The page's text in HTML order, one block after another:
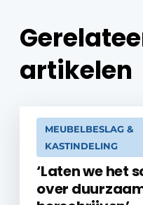
artikelen
MEUBELBESLAG &
KASTINDELING
‘Laten we het
over